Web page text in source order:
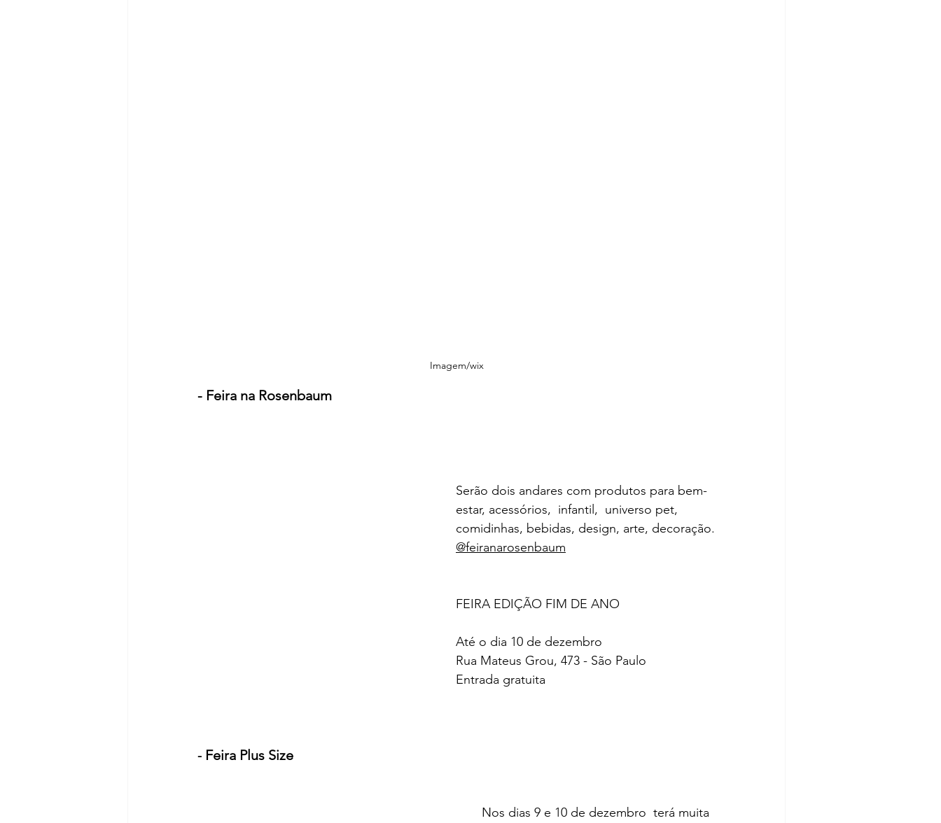
Imagem/wix
- Feira na Rosenbaum
Serão dois andares com produtos para bem-
estar, acessórios,  infantil,  universo pet,
comidinhas, bebidas, design, arte, decoração.
@feiranarosenbaum
FEIRA EDIÇÃO FIM DE ANO
Até o dia 10 de dezembro
Rua Mateus Grou, 473 - São Paulo
Entrada gratuita
- Feira Plus Size
Nos dias 9 e 10 de dezembro  terá muita